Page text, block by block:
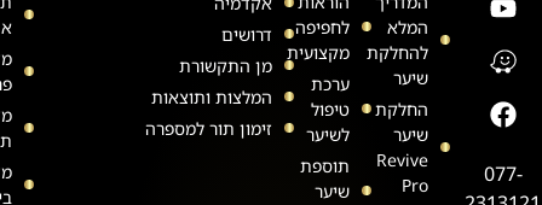
077-
המלא
להחלקת
שיער
החלקת
שיער
Revive
Pro
לחפיפה
מקצועית
ערכת
טיפול
לשיער
תוספת
שיער
דרושים
מן התקשורת
המלצות ותוצאות
זימון תור למספרה